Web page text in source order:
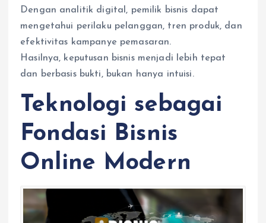
Dengan analitik digital, pemilik bisnis dapat
mengetahui perilaku pelanggan, tren produk, dan
efektivitas kampanye pemasaran.
Hasilnya, keputusan bisnis menjadi lebih tepat
dan berbasis bukti, bukan hanya intuisi.
Teknologi sebagai
Fondasi Bisnis
Online Modern